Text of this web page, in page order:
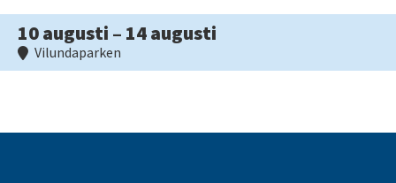
10 augusti – 14 augusti
Vilundaparken